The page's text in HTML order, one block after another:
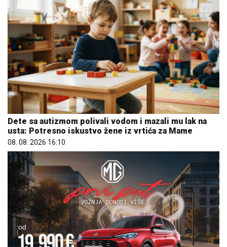
Dete sa autizmom polivali vodom i mazali mu lak na
usta: Potresno iskustvo žene iz vrtića za Mame
08. 08. 2026 16:10